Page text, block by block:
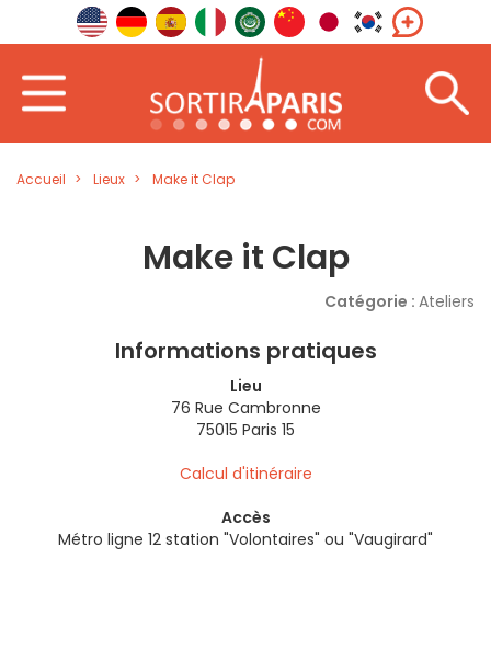
Accueil Lieux Make it Clap
Make it Clap
Catégorie : Ateliers
Informations pratiques
Lieu
76 Rue Cambronne
75015 Paris 15
Calcul d'itinéraire
Accès
Métro ligne 12 station "Volontaires" ou "Vaugirard"